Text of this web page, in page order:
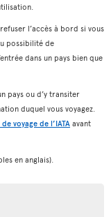
l’accès à bord si vous
possibilité de
dans un pays bien que
pays ou d’y transiter
duquel vous voyagez.
voyage de l’IATA avant
en anglais).